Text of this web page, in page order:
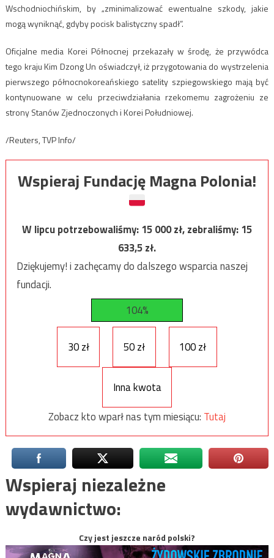
Wschodniochińskim, by „zminimalizować ewentualne szkody, jakie
mogą wyniknąć, gdyby pocisk balistyczny spadł”.
Oficjalne media Korei Północnej przekazały w środę, że przywódca
tego kraju Kim Dzong Un oświadczył, iż przygotowania do wystrzelenia
pierwszego północnokoreańskiego satelity szpiegowskiego mają być
kontynuowane w celu przeciwdziałania rzekomemu zagrożeniu ze
strony Stanów Zjednoczonych i Korei Południowej.
/Reuters, TVP Info/
Wspieraj Fundację Magna Polonia!
W lipcu potrzebowaliśmy:15 000zł, zebraliśmy:15
633,5zł.
Dziękujemy! i zachęcamy do dalszego wsparcia naszej
fundacji.
104%
30 zł 50 zł 100 zł
Inna kwota
Zobacz kto wparł nas tym miesiącu: Tutaj
Wspieraj niezależne
wydawnictwo:
Czy jest jeszcze naród polski?